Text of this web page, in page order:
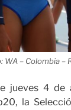
WA – Colombia –
jueves 4 de
la